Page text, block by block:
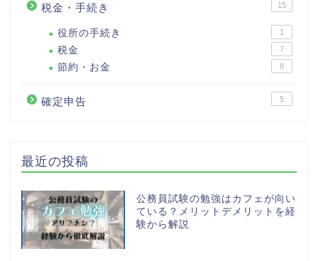
税金・手続き 15
役所の手続き 1
税金 7
節約・お金 8
確定申告 5
最近の投稿
公務員試験の勉強はカフェが向い
ている？メリットデメリットを経
験から解説